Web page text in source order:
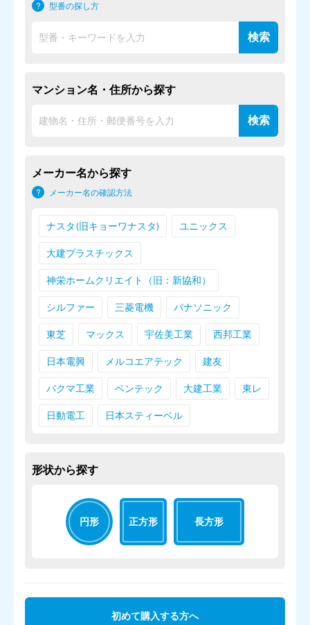
型番の探し方
マンション名・住所から探す
メーカー名から探す
メーカー名の確認方法
ナスタ(旧キョーワナスタ) ユニックス
大建プラスチックス
神栄ホームクリエイト（旧：新協和）
シルファー 三菱電機 パナソニック
東芝 マックス 宇佐美工業 西邦工業
日本電興 メルコエアテック 建友
バクマ工業 ベンテック 大建工業 東レ
日動電工 日本スティーベル
形状から探す
円形 正方形 長方形
初めて購入する方へ